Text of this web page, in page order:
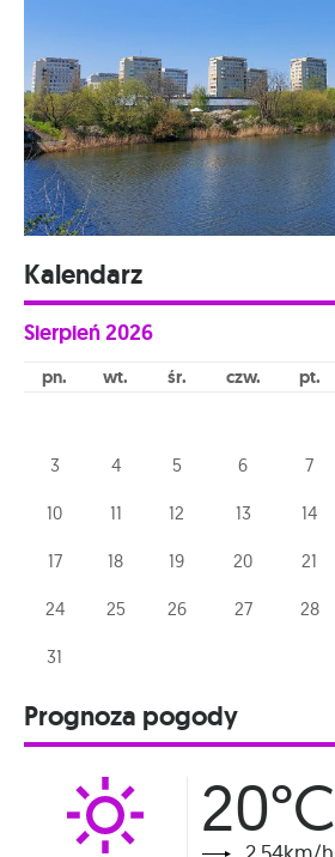
Kalendarz
Sierpień2026
pn wt śr czw pt
3 4 5 6 7
10 11 12 13 14
17 18 19 20 21
24 25 26 27 28
31
Prognoza pogody
20°C